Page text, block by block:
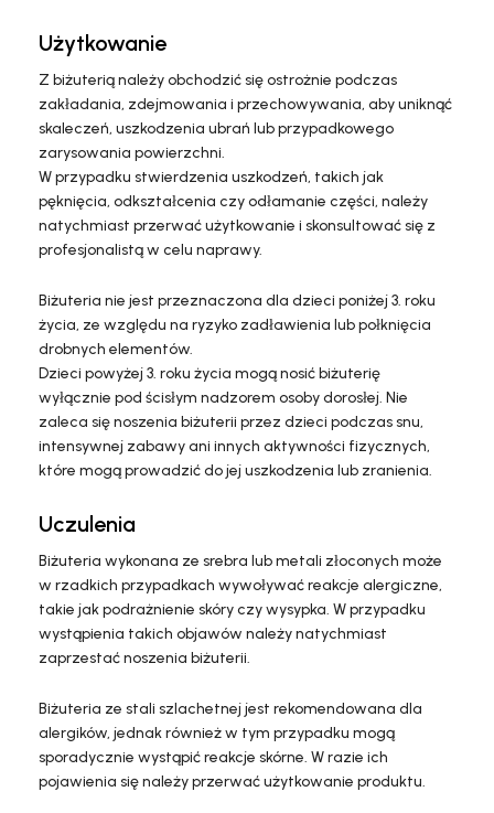
Użytkowanie
Z biżuterią należy obchodzić się ostrożnie podczas
zakładania, zdejmowania i przechowywania, aby uniknąć
skaleczeń, uszkodzenia ubrań lub przypadkowego
zarysowania powierzchni.
W przypadku stwierdzenia uszkodzeń, takich jak
pęknięcia, odkształcenia czy odłamanie części, należy
natychmiast przerwać użytkowanie i skonsultować się z
profesjonalistą w celu naprawy.
Biżuteria nie jest przeznaczona dla dzieci poniżej 3. roku
życia, ze względu na ryzyko zadławienia lub połknięcia
drobnych elementów.
Dzieci powyżej 3. roku życia mogą nosić biżuterię
wyłącznie pod ścisłym nadzorem osoby dorosłej. Nie
zaleca się noszenia biżuterii przez dzieci podczas snu,
intensywnej zabawy ani innych aktywności fizycznych,
które mogą prowadzić do jej uszkodzenia lub zranienia.
Uczulenia
Biżuteria wykonana ze srebra lub metali złoconych może
w rzadkich przypadkach wywoływać reakcje alergiczne,
takie jak podrażnienie skóry czy wysypka. W przypadku
wystąpienia takich objawów należy natychmiast
zaprzestać noszenia biżuterii.
Biżuteria ze stali szlachetnej jest rekomendowana dla
alergików, jednak również w tym przypadku mogą
sporadycznie wystąpić reakcje skórne. W razie ich
pojawienia się należy przerwać użytkowanie produktu.